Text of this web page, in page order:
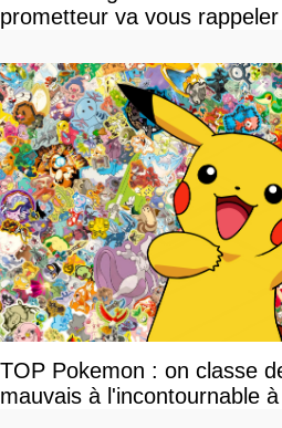
prometteur va vous
TOP Pokemon : on classe
mauvais à l'incontournable